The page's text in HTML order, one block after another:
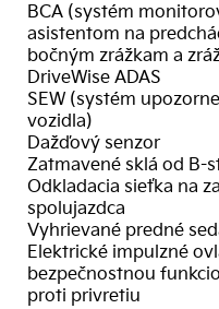
BCA (systém
asistentom na
bočným zrážkam a
DriveWise ADAS
SEW (systém
vozidla)
Dažďový senzor
Zatmavené sklá od B-
Odkladacia sieťka na
spolujazdca
Vyhrievané predné
Elektrické impulzné
bezpečnostnou
proti privretiu